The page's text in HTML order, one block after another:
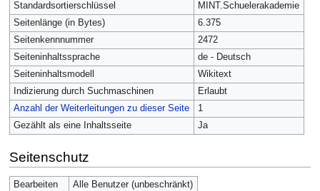
Standardsortierschlüssel
MINT.Schuelerakademie
Seitenlänge (in Bytes)
6.375
Seitenkennnummer
2472
Seiteninhaltssprache
de - Deutsch
Seiteninhaltsmodell
Wikitext
Indizierung durch Suchmaschinen
Erlaubt
Anzahl der Weiterleitungen zu dieser Seite
1
Gezählt als eine Inhaltsseite
Ja
Seitenschutz
Bearbeiten
Alle Benutzer (unbeschränkt)